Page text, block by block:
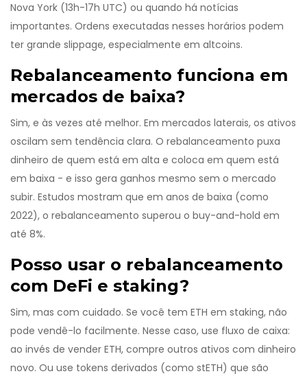
Nova York (13h-17h UTC) ou quando há notícias
importantes. Ordens executadas nesses horários podem
ter grande slippage, especialmente em altcoins.
Rebalanceamento funciona em
mercados de baixa?
Sim, e às vezes até melhor. Em mercados laterais, os ativos
oscilam sem tendência clara. O rebalanceamento puxa
dinheiro de quem está em alta e coloca em quem está
em baixa - e isso gera ganhos mesmo sem o mercado
subir. Estudos mostram que em anos de baixa (como
2022), o rebalanceamento superou o buy-and-hold em
até 8%.
Posso usar o rebalanceamento
com DeFi e staking?
Sim, mas com cuidado. Se você tem ETH em staking, não
pode vendê-lo facilmente. Nesse caso, use fluxo de caixa:
ao invés de vender ETH, compre outros ativos com dinheiro
novo. Ou use tokens derivados (como stETH) que são